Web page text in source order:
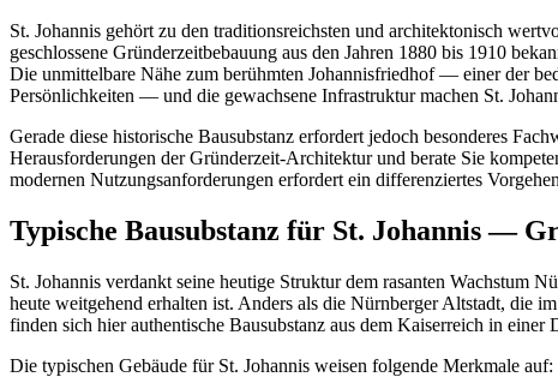
St. Johannis gehört zu den traditionsreichsten und architektonisch
geschlossene Gründerzeitbebauung aus den Jahren 1880 bis 1910
Die unmittelbare Nähe zum berühmten Johannisfriedhof — einer der
Persönlichkeiten — und die gewachsene Infrastruktur machen St.
Gerade diese historische Bausubstanz erfordert jedoch besonderes
Herausforderungen der Gründerzeit-Architektur und berate Sie
modernen Nutzungsanforderungen erfordert ein differenziertes
Typische Bausubstanz für St. Johannis —
St. Johannis verdankt seine heutige Struktur dem rasanten Wachstum
heute weitgehend erhalten ist. Anders als die Nürnberger Altstadt, die
finden sich hier authentische Bausubstanz aus dem Kaiserreich in
Die typischen Gebäude für St. Johannis weisen folgende Merkmale auf: